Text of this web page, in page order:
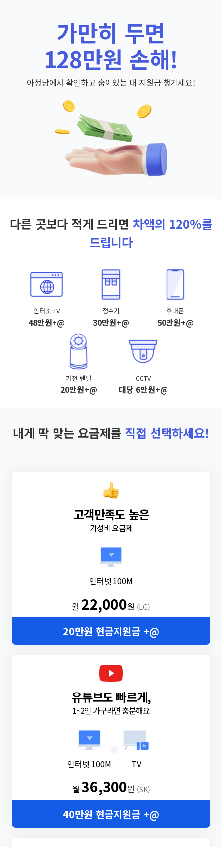
가만히 두면
128만원 손해!
아정당에서 확인하고 숨어있는 내 지원금 챙기세요!
다른 곳보다 적게 드리면 차액의 120%를
드립니다
인터넷·TV
48만원+@
정수기
30만원+@
휴대폰
50만원+@
가전 렌탈
20만원+@
CCTV
대당 6만원+@
내게 딱 맞는 요금제를 직접 선택하세요!
고객만족도 높은
가성비 요금제
인터넷 100M
월 22,000원 (LG)
20만원 현금지원금 +@
유튜브도 빠르게,
1~2인 가구라면 충분해요
인터넷 100M
+
TV
월36,300원 (SK)
40만원 현금지원금 +@